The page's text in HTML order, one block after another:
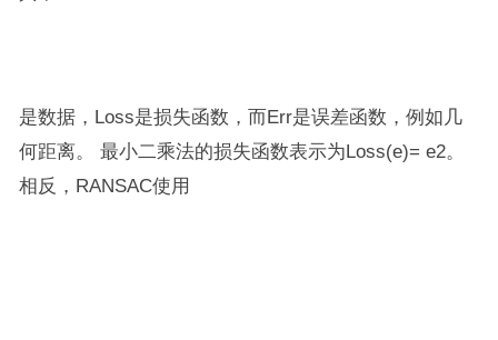
是数据，Loss是损失函数，而Err是误差函数，例如几
何距离。 最小二乘法的损失函数表示为Loss(e)= e2。
相反，RANSAC使用